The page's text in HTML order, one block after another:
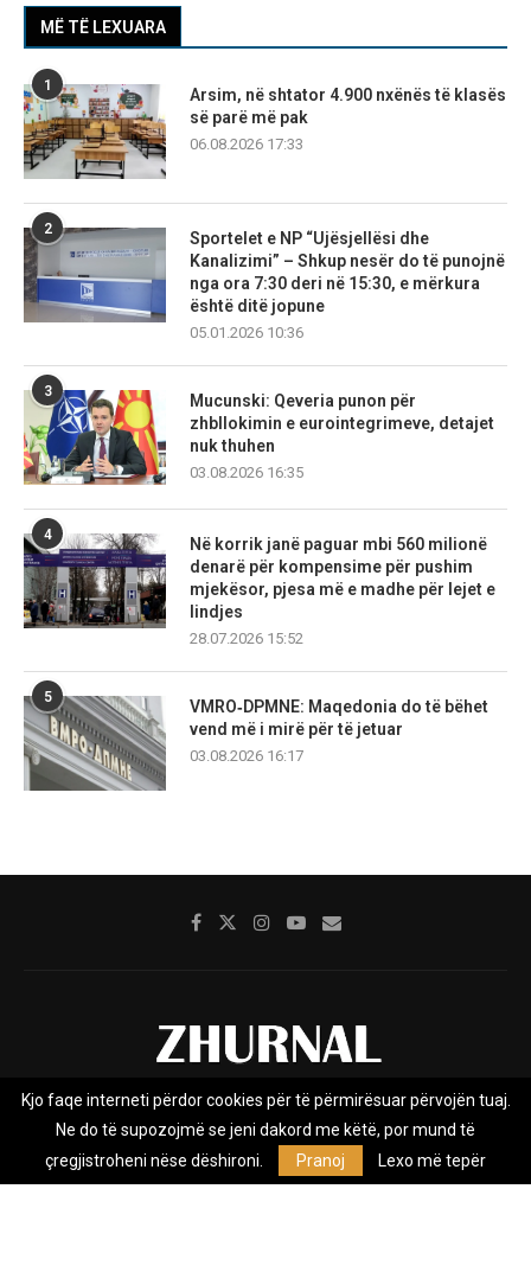
MË TË LEXUARA
1
Arsim, në shtator 4.900 nxënës të klasës
së parë më pak
06.08.2026 17:33
2
Sportelet e NP “Ujësjellësi dhe
Kanalizimi” – Shkup nesër do të punojnë
nga ora 7:30 deri në 15:30, e mërkura
është ditë jopune
05.01.2026 10:36
3
Mucunski: Qeveria punon për
zhbllokimin e eurointegrimeve, detajet
nuk thuhen
03.08.2026 16:35
4
Në korrik janë paguar mbi 560 milionë
denarë për kompensime për pushim
mjekësor, pjesa më e madhe për lejet e
lindjes
28.07.2026 15:52
5
VMRO‑DPMNE: Maqedonia do të bëhet
vend më i mirë për të jetuar
03.08.2026 16:17
Rreth nesh Impresumi Marketing
Privacy Policy
Zhurnal.mk është Agjenci e Lajmeve e pavarur, e themeluar në vitin
Kjo faqe interneti përdor cookies për të përmirësuar përvojën tuaj.
Ne do të supozojmë se jeni dakord me këtë, por mund të
çregjistroheni nëse dëshironi.
Pranoj Lexo më tepër